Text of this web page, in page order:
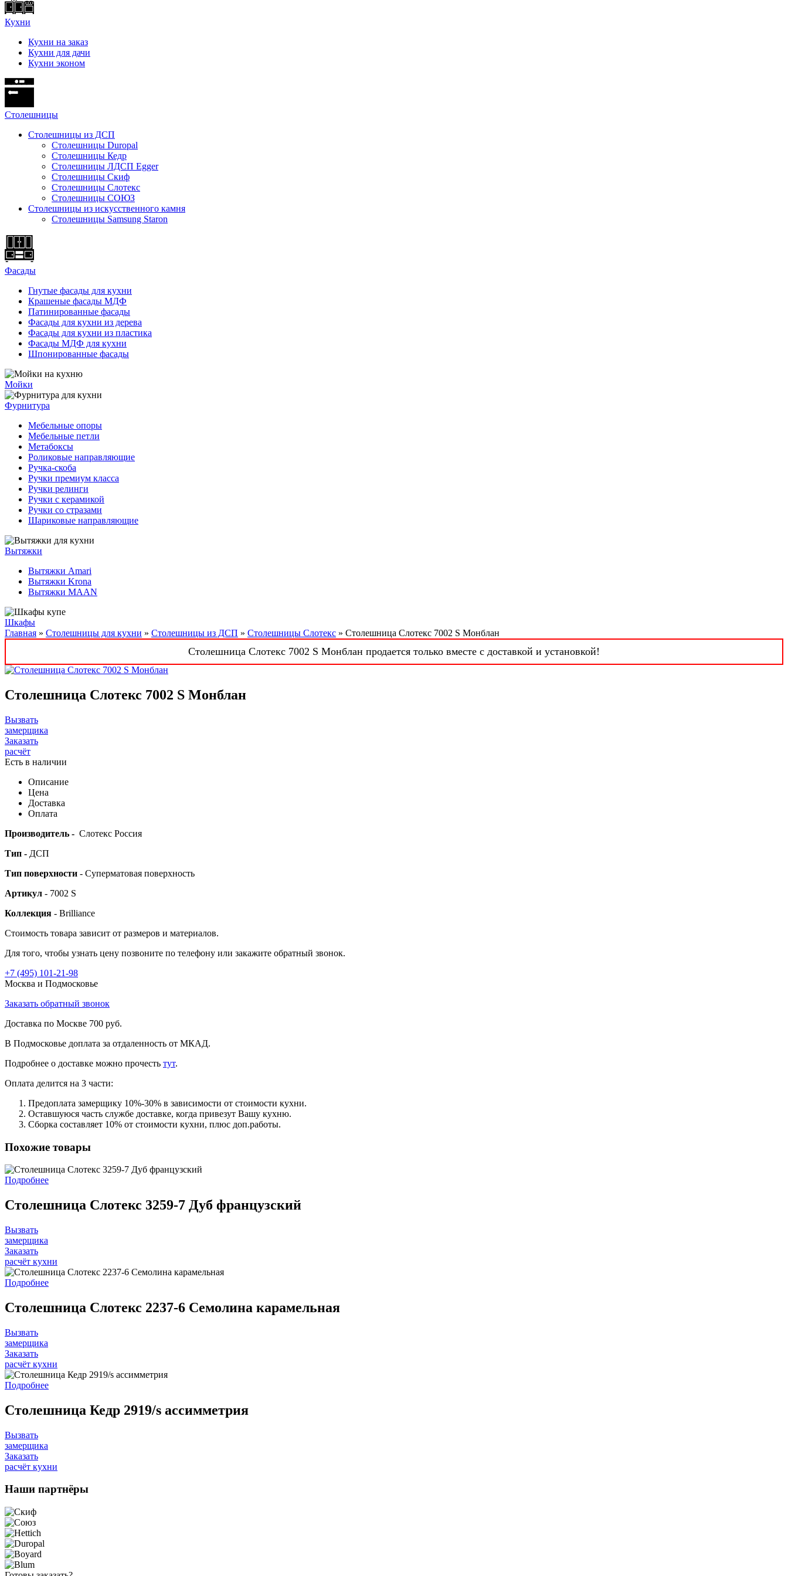
Кухни
Кухни на заказ
Кухни для дачи
Кухни эконом
Cтолешницы
Столешницы из ДСП
Столешницы Duropal
Столешницы Кедр
Столешницы ЛДСП Egger
Столешницы Скиф
Столешницы Слотекс
Столешницы СОЮЗ
Столешницы из искусственного камня
Столешницы Samsung Staron
Фасады
Гнутые фасады для кухни
Крашеные фасады МДФ
Патинированные фасады
Фасады для кухни из дерева
Фасады для кухни из пластика
Фасады МДФ для кухни
Шпонированные фасады
Мойки
Фурнитура
Мебельные опоры
Мебельные петли
Метабоксы
Роликовые направляющие
Ручка-скоба
Ручки премиум класса
Ручки релинги
Ручки с керамикой
Ручки со стразами
Шариковые направляющие
Вытяжки
Вытяжки Amari
Вытяжки Krona
Вытяжки MAAN
Шкафы
Главная » Столешницы для кухни » Столешницы из ДСП » Столешницы Слотекс » Столешница Слотекс 7002 S Монблан
Столешница Слотекс 7002 S Монблан продается только вместе с доставкой и установкой!
Столешница Слотекс 7002 S Монблан
Вызвать
замерщика
Заказать
расчёт
Есть в наличии
Описание
Цена
Доставка
Оплата
Производитель - Слотекс Россия
Тип - ДСП
Тип поверхности - Суперматовая поверхность
Артикул - 7002 S
Коллекция - Brilliance
Стоимость товара зависит от размеров и материалов.
Для того, чтобы узнать цену позвоните по телефону или закажите обратный звонок.
+7 (495) 101-21-98
Москва и Подмосковье
Заказать обратный звонок
Доставка по Москве 700 руб.
В Подмосковье доплата за отдаленность от МКАД.
Подробнее о доставке можно прочеcть тут.
Оплата делится на 3 части:
Предоплата замерщику 10%-30% в зависимости от стоимости кухни.
Оставшуюся часть службе доставке, когда привезут Вашу кухню.
Сборка составляет 10% от стоимости кухни, плюс доп.работы.
Похожие товары
Подробнее
Столешница Слотекс 3259-7 Дуб французский
Вызвать
замерщика
Заказать
расчёт кухни
Подробнее
Столешница Слотекс 2237-6 Семолина карамельная
Вызвать
замерщика
Заказать
расчёт кухни
Подробнее
Столешница Кедр 2919/s ассимметрия
Вызвать
замерщика
Заказать
расчёт кухни
Наши партнёры